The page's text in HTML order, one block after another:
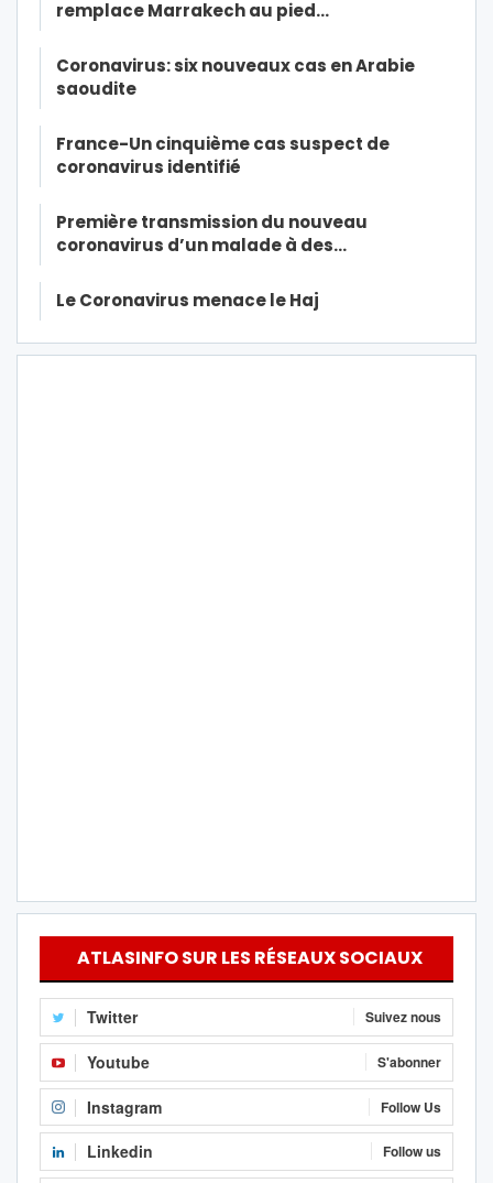
remplace Marrakech au pied…
Coronavirus: six nouveaux cas en Arabie
saoudite
France-Un cinquième cas suspect de
coronavirus identifié
Première transmission du nouveau
coronavirus d’un malade à des…
Le Coronavirus menace le Haj
ATLASINFO SUR LES RÉSEAUX SOCIAUX
Twitter Suivez nous
Youtube S'abonner
Instagram Follow Us
Linkedin Follow us